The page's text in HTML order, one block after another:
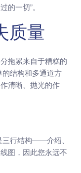
的一切”。
质量
拖累来自于糟糕的
结构和多通道方
清晰、抛光的作
三行结构——介绍、
图，因此您永远不